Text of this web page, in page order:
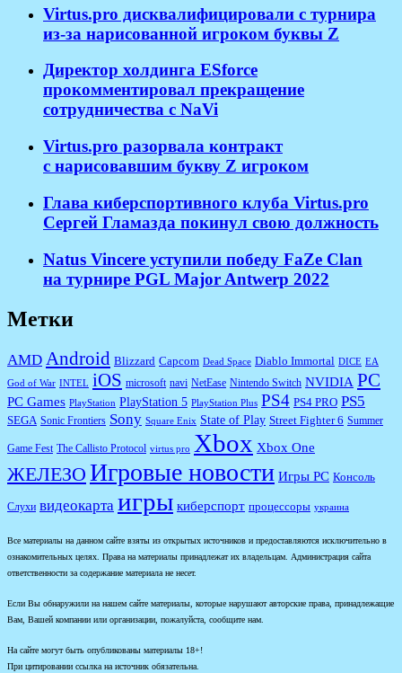
Virtus.pro дисквалифицировали с турнира
из-за нарисованной игроком буквы Z
Директор холдинга ESforce
прокомментировал прекращение
сотрудничества с NaVi
​Virtus.pro разорвала контракт
с нарисовавшим букву Z игроком
Глава киберспортивного клуба Virtus.pro
Сергей Гламазда покинул свою должность
Natus Vincere уступили победу FaZe Clan
на турнире PGL Major Antwerp 2022
Метки
AMD Android Blizzard Capcom Dead Space Diablo Immortal DICE EA
God of War INTEL iOS microsoft navi NetEase Nintendo Switch NVIDIA PC
PC Games PlayStation PlayStation 5 PlayStation Plus PS4 PS4 PRO PS5
SEGA Sonic Frontiers Sony Square Enix State of Play Street Fighter 6 Summer
Game Fest The Callisto Protocol virtus pro Xbox Xbox One
ЖЕЛЕЗО Игровые новости Игры PC Консоль
Слухи видеокарта игры киберспорт процессоры украина
Все материалы на данном сайте взяты из открытых источников и предоставляются исключительно в
ознакомительных целях. Права на материалы принадлежат их владельцам. Администрация сайта
ответственности за содержание материала не несет.
Если Вы обнаружили на нашем сайте материалы, которые нарушают авторские права, принадлежащие
Вам, Вашей компании или организации, пожалуйста, сообщите нам.
На сайте могут быть опубликованы материалы 18+!
При цитировании ссылка на источник обязательна.